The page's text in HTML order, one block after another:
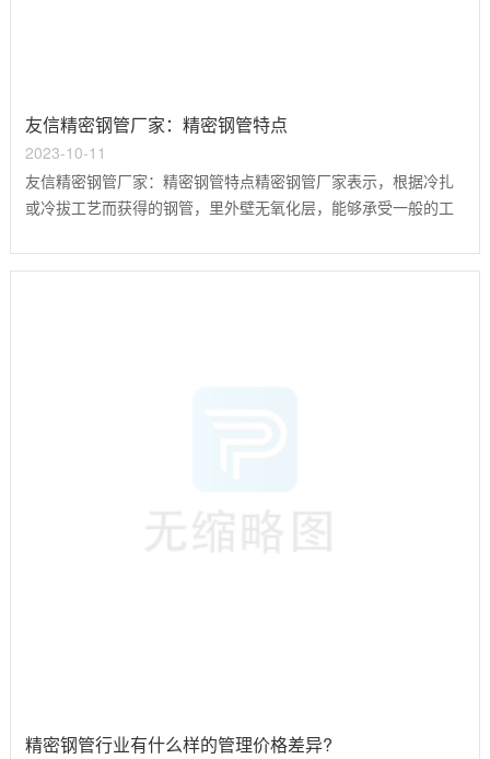
友信精密钢管厂家：精密钢管特点
2023-10-11
友信精密钢管厂家：精密钢管特点精密钢管厂家表示，根据冷扎
或冷拔工艺而获得的钢管，里外壁无氧化层，能够承受一般的工
床、仪器设备、汽缸、液压缸等地方，与一般热轧钢管对比，优
精密钢管行业有什么样的管理价格差异?